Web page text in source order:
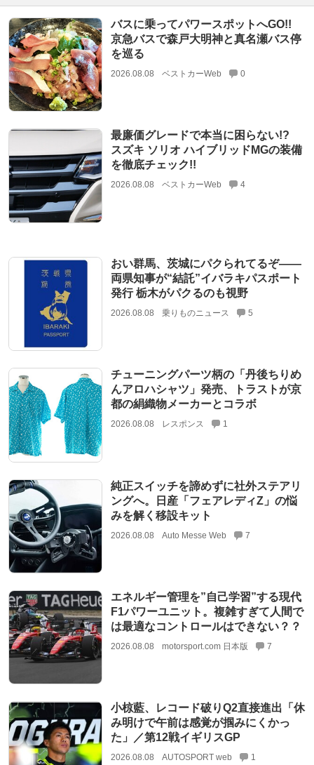
バスに乗ってパワースポットへGO!!
京急バスで森戸大明神と真名瀬バス停
を巡る
2026.08.08 ベストカーWeb 0
最廉価グレードで本当に困らない!?
スズキ ソリオ ハイブリッドMGの装備
を徹底チェック!!
2026.08.08 ベストカーWeb 4
おい群馬、茨城にパクられてるぞ――
両県知事が“結託”イバラキパスポート
発行 栃木がパクるのも視野
2026.08.08 乗りものニュース 5
チューニングパーツ柄の「丹後ちりめ
んアロハシャツ」発売、トラストが京
都の絹織物メーカーとコラボ
2026.08.08 レスポンス 1
純正スイッチを諦めずに社外ステアリ
ングへ。日産「フェアレディZ」の悩
みを解く移設キット
2026.08.08 Auto Messe Web 7
エネルギー管理を”自己学習”する現代
F1パワーユニット。複雑すぎて人間で
は最適なコントロールはできない？？
2026.08.08 motorsport.com 日本版 7
小椋藍、レコード破りQ2直接進出「休
み明けで午前は感覚が掴みにくかっ
た」／第12戦イギリスGP
2026.08.08 AUTOSPORT web 1